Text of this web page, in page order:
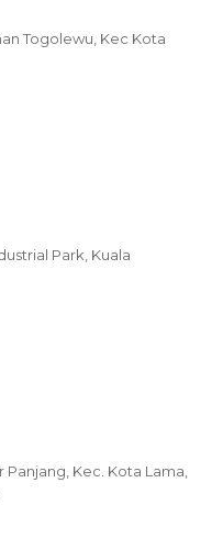
Togolewu, Kec Kota
Park, Kuala
Panjang, Kec. Kota Lama,